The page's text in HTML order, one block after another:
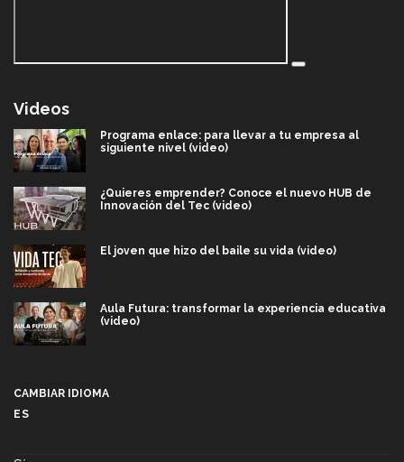
Videos
Programa enlace: para llevar a tu empresa al
siguiente nivel (video)
¿Quieres emprender? Conoce el nuevo HUB de
Innovación del Tec (video)
El joven que hizo del baile su vida (video)
Aula Futura: transformar la experiencia educativa
(video)
CAMBIAR IDIOMA
ES